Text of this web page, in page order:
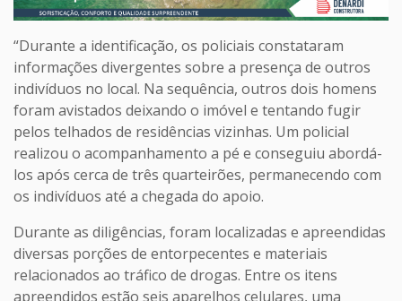
“Durante a identificação, os policiais constataram
informações divergentes sobre a presença de outros
indivíduos no local. Na sequência, outros dois homens
foram avistados deixando o imóvel e tentando fugir
pelos telhados de residências vizinhas. Um policial
realizou o acompanhamento a pé e conseguiu abordá-
los após cerca de três quarteirões, permanecendo com
os indivíduos até a chegada do apoio.
Durante as diligências, foram localizadas e apreendidas
diversas porções de entorpecentes e materiais
relacionados ao tráfico de drogas. Entre os itens
apreendidos estão seis aparelhos celulares, uma